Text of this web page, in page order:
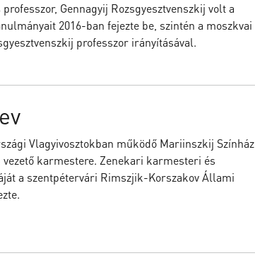
Gennagyij Rozsgyesztvenszkij volt a
2016-ban fejezte be, szintén a moszkvai
professzor irányításával.
Vlagyivosztokban működő Mariinszkij Színház
karmestere. Zenekari karmesteri és
a szentpétervári Rimszjik-Korszakov Állami